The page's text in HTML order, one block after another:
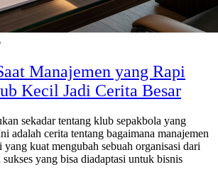
Manajemen yang Rapi
Kecil Jadi Cerita Besar
sekadar tentang klub sepakbola yang
adalah cerita tentang bagaimana manajemen
kuat mengubah sebuah organisasi dari
yang bisa diadaptasi untuk bisnis